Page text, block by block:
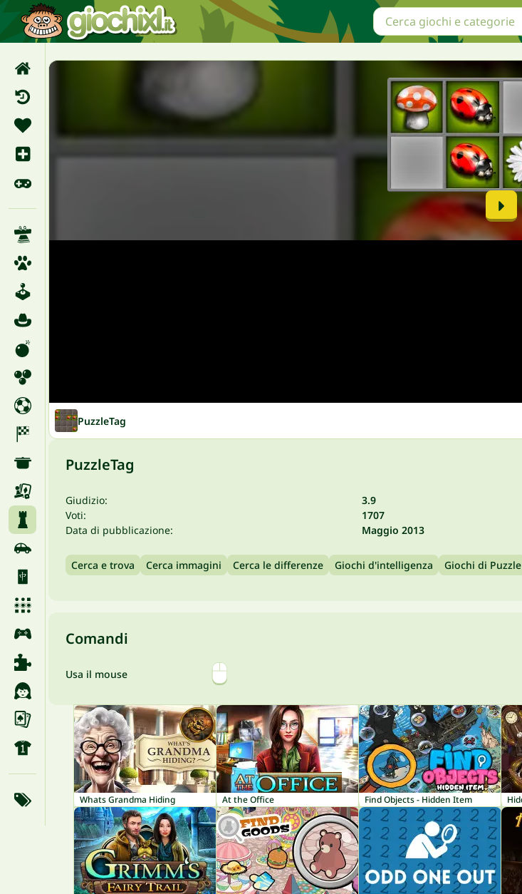
PuzzleTag
PuzzleTag
Giudizio:
3.9
Voti:
1707
Data di pubblicazione:
Maggio 2013
Cerca e trova Cerca immagini Cerca le differenze Giochi d'intelligenza Giochi di Puzzle
Comandi
Usa il mouse
Whats Grandma Hiding At the Office Find Objects - Hidden Item